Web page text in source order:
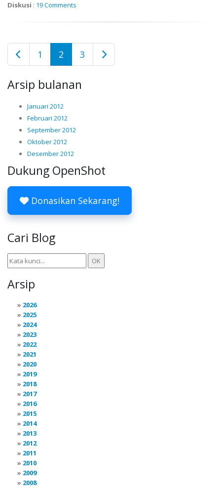
Diskusi : 19 Comments
1 2 3
Arsip bulanan
Januari 2012
Februari 2012
September 2012
Oktober 2012
Desember 2012
Dukung OpenShot
Donasikan Sekarang!
Cari Blog
Arsip
2026
2025
2024
2023
2022
2021
2020
2019
2018
2017
2016
2015
2014
2013
2012
2011
2010
2009
2008